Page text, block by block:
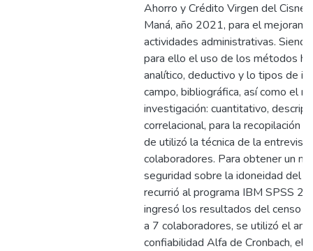
Ahorro y Crédito Virgen del Cisne
Maná, año 2021, para el
actividades administrativas.
para ello el uso de los métodos
analítico, deductivo y lo tipos de
campo, bibliográfica, así como el
investigación: cuantitativo,
correlacional, para la recopilación
de utilizó la técnica de la
colaboradores. Para obtener un
seguridad sobre la idoneidad del
recurrió al programa IBM SPSS
ingresó los resultados del censo
a 7 colaboradores, se utilizó el
confiabilidad Alfa de Cronbach, el